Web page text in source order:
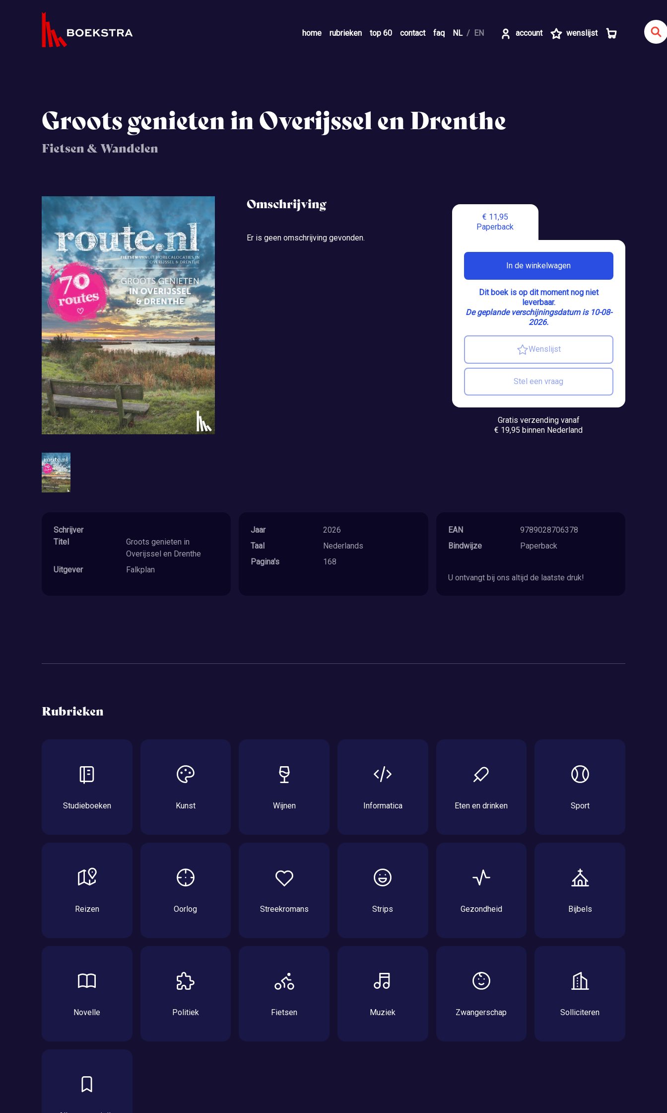
home rubrieken top 60 contact faq NL EN account wenslijst
Groots genieten in Overijssel en Drenthe
Fietsen & Wandelen
Omschrijving
Er is geen omschrijving gevonden.
€ 11,95
Paperback
In de winkelwagen
Dit boek is op dit moment nog niet
leverbaar.
De geplande verschijningsdatum is 10-08-
2026.
Wenslijst
Stel een vraag
Gratis verzending vanaf
€ 19,95 binnen Nederland
Schrijver
Titel
Groots genieten in
Overijssel en Drenthe
Uitgever
Falkplan
Jaar
2026
Taal
Nederlands
Pagina's
168
EAN
9789028706378
Bindwijze
Paperback
U ontvangt bij ons altijd de laatste druk!
Rubrieken
Studieboeken Kunst Wijnen Informatica Eten en drinken Sport
Reizen Oorlog Streekromans Strips Gezondheid Bijbels
Novelle Politiek Fietsen Muziek Zwangerschap Solliciteren